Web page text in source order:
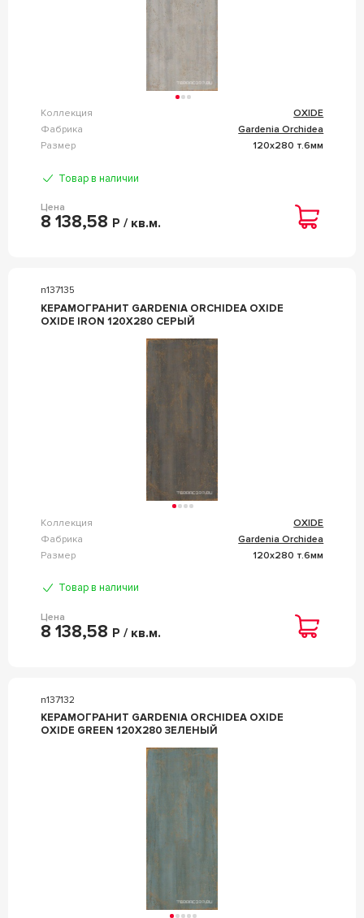
Коллекция
OXIDE
Фабрика
Gardenia Orchidea
Размер
120x280 т.6мм
Товар в наличии
Цена
8 138,58 Р / кв.м.
n137135
КЕРАМОГРАНИТ GARDENIA ORCHIDEA OXIDE
OXIDE IRON 120X280 СЕРЫЙ
Коллекция
OXIDE
Фабрика
Gardenia Orchidea
Размер
120x280 т.6мм
Товар в наличии
Цена
8 138,58 Р / кв.м.
n137132
КЕРАМОГРАНИТ GARDENIA ORCHIDEA OXIDE
OXIDE GREEN 120X280 ЗЕЛЕНЫЙ